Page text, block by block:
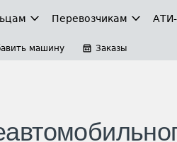
Перевозчикам
машину Заказы